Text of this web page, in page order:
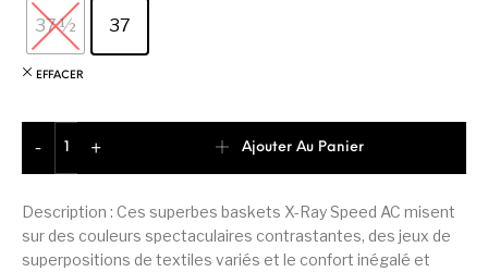
Description : Ces superbes baskets X-Ray Speed AC misent
sur des couleurs spectaculaires contrastantes, des jeux de
superpositions de textiles variés et le confort inégalé et
37 ½ 37
EFFACER
-
+
Ajouter Au Panier